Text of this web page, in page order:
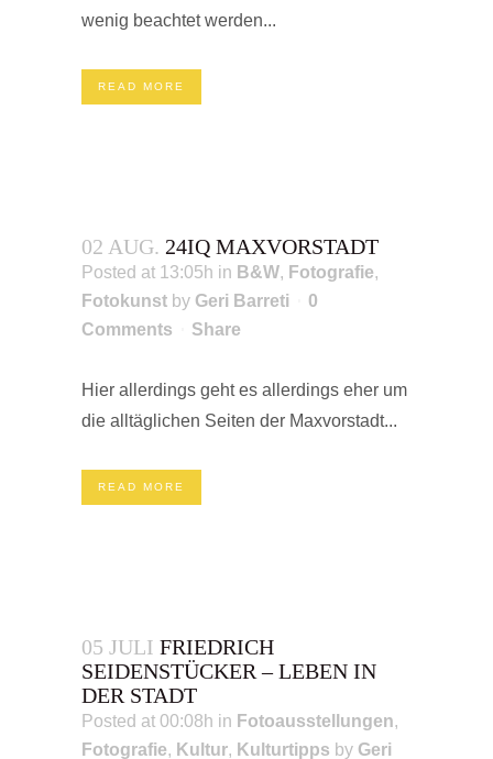
wenig beachtet werden...
READ MORE
02 AUG. 24IQ MAXVORSTADT
Posted at 13:05h in B&W, Fotografie,
Fotokunst by Geri Barreti
0
Comments
Share
Hier allerdings geht es allerdings eher um
die alltäglichen Seiten der Maxvorstadt...
READ MORE
05 JULI FRIEDRICH
SEIDENSTÜCKER – LEBEN IN
DER STADT
Posted at 00:08h in Fotoausstellungen,
Fotografie, Kultur, Kulturtipps by Geri